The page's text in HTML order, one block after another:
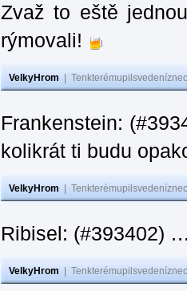
Zvaž to eště
rýmovali!
VelkyHrom
Frankenstein:
kolikrát ti budu
VelkyHrom
Ribisel: (#393402)
VelkyHrom